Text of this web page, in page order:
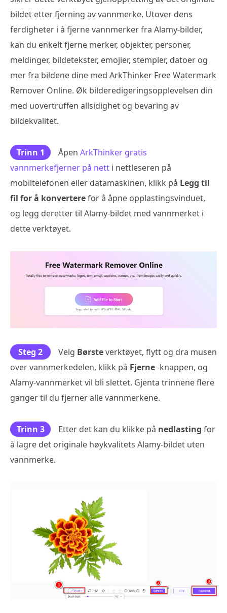
bildet etter fjerning av vannmerke. Utover dens
ferdigheter i å fjerne vannmerker fra Alamy-bilder,
kan du enkelt fjerne merker, objekter, personer,
meldinger, bildetekster, emojier, stempler, datoer og
mer fra bildene dine med ArkThinker Free Watermark
Remover Online. Øk bilderedigeringsopplevelsen din
med uovertruffen allsidighet og bevaring av
bildekvalitet.
Trinn 1 Åpen ArkThinker gratis
vannmerkefjerner på nett i nettleseren på
mobiltelefonen eller datamaskinen, klikk på Legg til
fil for å konverterefor å åpne opplastingsvinduet,
og legg deretter til Alamy-bildet med vannmerket i
dette verktøyet.
Steg 2 Velg Børsteverktøyet, flytt og dra musen
over vannmerkedelen, klikk på Fjerne-knappen, og
Alamy-vannmerket vil bli slettet. Gjenta trinnene flere
ganger til du fjerner alle vannmerkene.
Trinn 3 Etter det kan du klikke på nedlasting for
å lagre det originale høykvalitets Alamy-bildet uten
vannmerke.